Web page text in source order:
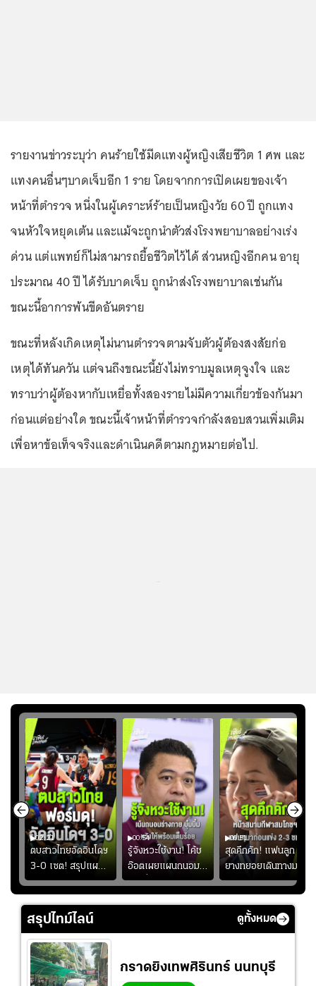
รายงานข่าวระบุว่า คนร้ายใช้มีดแทงผู้หญิงเสียชีวิต 1 ศพ และ
แทงคนอื่นๆบาดเจ็บอีก 1 ราย โดยจากการเปิดเผยของเจ้า
หน้าที่ตำรวจ หนึ่งในผู้เคราะห์ร้ายเป็นหญิงวัย 60 ปี ถูกแทง
จนหัวใจหยุดเต้น และแม้จะถูกนำตัวส่งโรงพยาบาลอย่างเร่ง
ด่วน แต่แพทย์ก็ไม่สามารถยื้อชีวิตไว้ได้ ส่วนหญิงอีกคน อายุ
ประมาณ 40 ปี ได้รับบาดเจ็บ ถูกนำส่งโรงพยาบาลเช่นกัน
ขณะนี้อาการพ้นขีดอันตราย
ขณะที่หลังเกิดเหตุไม่นานตำรวจตามจับตัวผู้ต้องสงสัยก่อ
เหตุได้ทันควัน แต่จนถึงขณะนี้ยังไม่ทราบมูลเหตุจูงใจ และ
ทราบว่าผู้ต้องหากับเหยื่อทั้งสองรายไม่มีความเกี่ยวข้องกันมา
ก่อนแต่อย่างใด ขณะนี้เจ้าหน้าที่ตำรวจกำลังสอบสวนเพิ่มเติม
เพื่อหาข้อเท็จจริงและดำเนินคดีตามกฎหมายต่อไป.
02:21
ตบสาวไทยอัดอินโดฯ
3-0 เซต! สรุปแผน
โค้ชอ๊อตติวเข้ม
ฟิตเนสต่อ พร้อมเผย
เหตุผล "บุ๋มบิ๋ม" ลง
ไม่เต็มเกม
00:54
รู้จังหวะใช้งาน! โค้ช
อ๊อตเผยแผนถนอม
“บุ๋มบิ๋ม” เพื่อรักษา
ร่างกายให้พร้อมที่สุด
00:51
สุดคึกคัก! แฟนลูก
ยางทยอยเดินทางมา
หน้าสนามกีฬา
สมโภชฯ กันอย่าง
คึกคัก ก่อนเกมเริ่ม
สรุปไทม์ไลน์ ดูทั้งหมด
กราดยิงเทพศิรินทร์ นนทบุรี